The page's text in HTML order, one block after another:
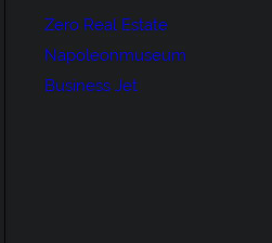
Zero Real Estate
Napoleonmuseum
Business Jet